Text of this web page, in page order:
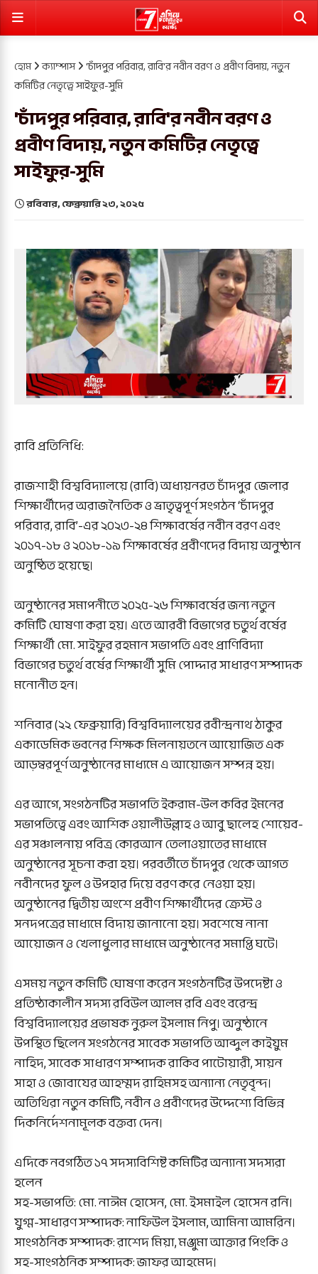
হোম ক্যাম্পাস 'চাঁদপুর পরিবার, রাবি'র নবীন বরণ ও প্রবীণ বিদায়, নতুন
কমিটির নেতৃত্বে সাইফুর-সুমি
'চাঁদপুর পরিবার, রাবি'র নবীন বরণ ও
প্রবীণ বিদায়, নতুন কমিটির নেতৃত্বে
সাইফুর-সুমি
রবিবার, ফেব্রুয়ারি ২৩, ২০২৫
রাবি প্রতিনিধি:
রাজশাহী বিশ্ববিদ্যালয়ে (রাবি) অধ্যয়নরত চাঁদপুর জেলার
শিক্ষার্থীদের অরাজনৈতিক ও ভ্রাতৃত্বপূর্ণ সংগঠন ‘চাঁদপুর
পরিবার, রাবি’-এর ২০২৩-২৪ শিক্ষাবর্ষের নবীন বরণ এবং
২০১৭-১৮ ও ২০১৮-১৯ শিক্ষাবর্ষের প্রবীণদের বিদায় অনুষ্ঠান
অনুষ্ঠিত হয়েছে।
অনুষ্ঠানের সমাপনীতে ২০২৫-২৬ শিক্ষাবর্ষের জন্য নতুন
কমিটি ঘোষণা করা হয়। এতে আরবী বিভাগের চতুর্থ বর্ষের
শিক্ষার্থী মো. সাইফুর রহমান সভাপতি এবং প্রাণিবিদ্যা
বিভাগের চতুর্থ বর্ষের শিক্ষার্থী সুমি পোদ্দার সাধারণ সম্পাদক
মনোনীত হন।
শনিবার (২২ ফেব্রুয়ারি) বিশ্ববিদ্যালয়ের রবীন্দ্রনাথ ঠাকুর
একাডেমিক ভবনের শিক্ষক মিলনায়তনে আয়োজিত এক
আড়ম্বরপূর্ণ অনুষ্ঠানের মাধ্যমে এ আয়োজন সম্পন্ন হয়।
এর আগে, সংগঠনটির সভাপতি ইকরাম-উল কবির ইমনের
সভাপতিত্বে এবং আশিক ওয়ালীউল্লাহ ও আবু ছালেহ শোয়েব-
এর সঞ্চালনায় পবিত্র কোরআন তেলাওয়াতের মাধ্যমে
অনুষ্ঠানের সূচনা করা হয়। পরবর্তীতে চাঁদপুর থেকে আগত
নবীনদের ফুল ও উপহার দিয়ে বরণ করে নেওয়া হয়।
অনুষ্ঠানের দ্বিতীয় অংশে প্রবীণ শিক্ষার্থীদের ক্রেস্ট ও
সনদপত্রের মাধ্যমে বিদায় জানানো হয়। সবশেষে নানা
আয়োজন ও খেলাধুলার মাধ্যমে অনুষ্ঠানের সমাপ্তি ঘটে।
এসময় নতুন কমিটি ঘোষণা করেন সংগঠনটির উপদেষ্টা ও
প্রতিষ্ঠাকালীন সদস্য রবিউল আলম রবি এবং বরেন্দ্র
বিশ্ববিদ্যালয়ের প্রভাষক নুরুল ইসলাম নিপু। অনুষ্ঠানে
উপস্থিত ছিলেন সংগঠনের সাবেক সভাপতি আব্দুল কাইয়ুম
নাহিদ, সাবেক সাধারণ সম্পাদক রাকিব পাটোয়ারী, সায়ন
সাহা ও জোবাযের আহম্মদ রাহিমসহ অন্যান্য নেতৃবৃন্দ।
অতিথিরা নতুন কমিটি, নবীন ও প্রবীণদের উদ্দেশ্যে বিভিন্ন
দিকনির্দেশনামূলক বক্তব্য দেন।
এদিকে নবগঠিত ১৭ সদস্যবিশিষ্ট কমিটির অন্যান্য সদস্যরা
হলেন
সহ-সভাপতি: মো. নাঈম হোসেন, মো. ইসমাইল হোসেন রনি।
যুগ্ম-সাধারণ সম্পাদক: নাফিউল ইসলাম, আমিনা আমরিন।
সাংগঠনিক সম্পাদক: রাশেদ মিয়া, মঞ্জুমা আক্তার পিংকি ও
সহ-সাংগঠনিক সম্পাদক: জাফর আহমেদ।